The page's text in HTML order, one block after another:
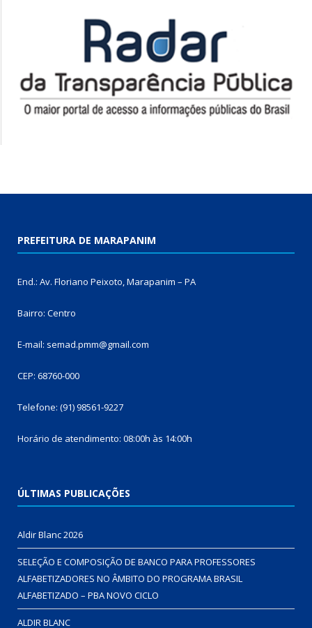
PREFEITURA DE MARAPANIM
End.: Av. Floriano Peixoto, Marapanim – PA
Bairro: Centro
E-mail: semad.pmm@gmail.com
CEP: 68760-000
Telefone: (91) 98561-9227
Horário de atendimento: 08:00h às 14:00h
ÚLTIMAS PUBLICAÇÕES
Aldir Blanc 2026
SELEÇÃO E COMPOSIÇÃO DE BANCO PARA PROFESSORES
ALFABETIZADORES NO ÂMBITO DO PROGRAMA BRASIL
ALFABETIZADO – PBA NOVO CICLO
ALDIR BLANC